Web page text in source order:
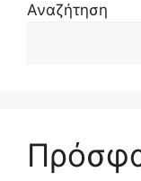
Αναζήτηση